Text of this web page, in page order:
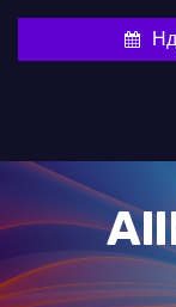
и
о